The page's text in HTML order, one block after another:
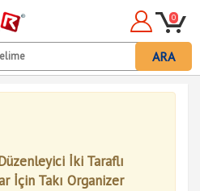
ARA
0
İki Taraflı
İçin Takı Organizer